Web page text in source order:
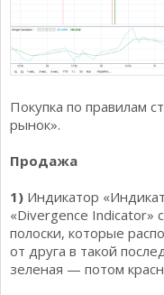
Покупка по правилам
рынок».
Продажа
1) Индикатор
«Divergence Indicator»
полоски, которые
от друга в такой
зеленая — потом